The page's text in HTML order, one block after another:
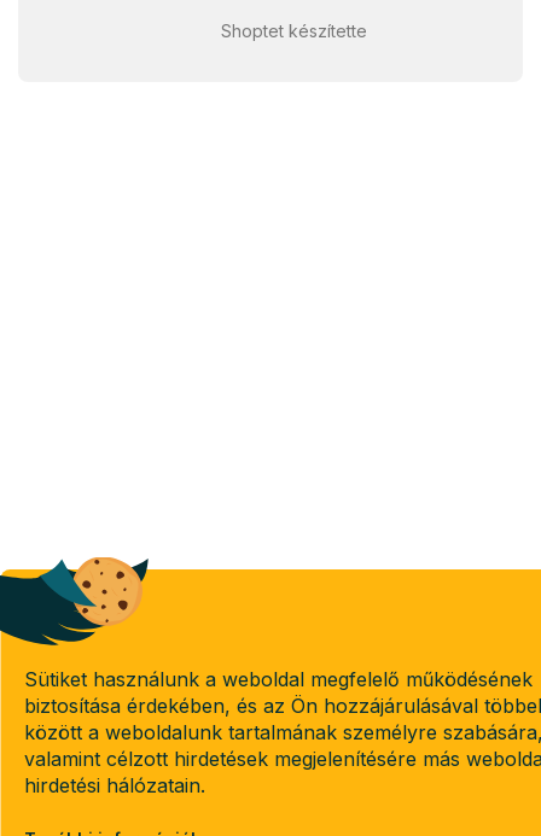
Sütiket használunk a weboldal megfelelő működésének
biztosítása érdekében, és az Ön hozzájárulásával
között a weboldalunk tartalmának személyre
valamint célzott hirdetések megjelenítésére más
hirdetési hálózatain.
Shoptet készítette